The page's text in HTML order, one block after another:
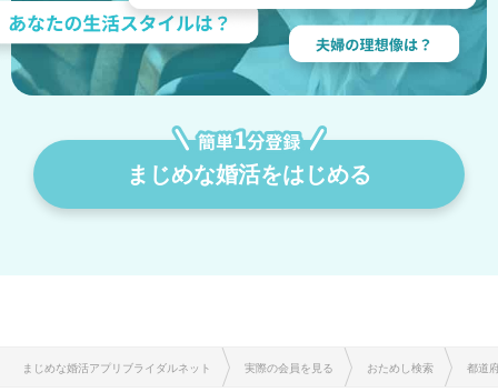
まじめな婚活をはじめる
まじめな婚活アプリブライダルネット 実際の会員を見る おためし検索 都道